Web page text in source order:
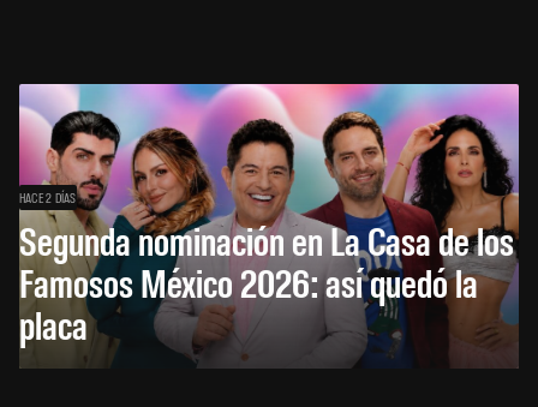
HACE 2 DÍAS
Segunda nominación en La Casa de los
Famosos México 2026: así quedó la
placa